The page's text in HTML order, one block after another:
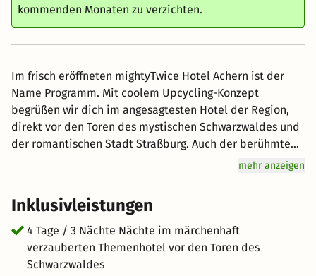
kommenden Monaten zu verzichten.
Im frisch eröffneten mightyTwice Hotel Achern ist der
Name Programm. Mit coolem Upcycling-Konzept
begrüßen wir dich im angesagtesten Hotel der Region,
direkt vor den Toren des mystischen Schwarzwaldes und
der romantischen Stadt Straßburg. Auch der berühmte
Europapark ist von hier aus schnell für euch zu erreichen,
werden kann. Um gut gestärkt in viele spannende
Abenteuer zu starten, bekommst du nicht nur das wohl
beste Frühstück der Stadt, sondern genießt eine
gemütliche märchenhafte Atmosphäre inmitten ganz
besonderer Einrichtungsdetails. Die Lobby ist nicht
mehr anzeigen
Inklusivleistungen
4 Tage / 3 Nächte Nächte im märchenhaft
verzauberten Themenhotel vor den Toren des
Schwarzwaldes